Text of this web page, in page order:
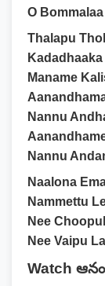
O Bommalaa
Thalapu
Maname
Nannu
Nannu
Naalona
Nammettu
Nee
Nee Vaipu
Watch